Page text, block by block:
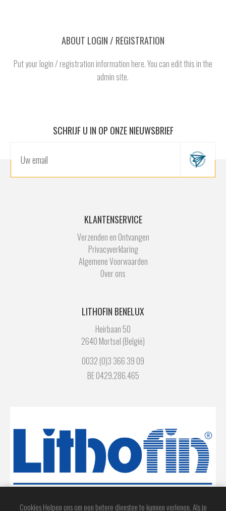
ABOUT LOGIN / REGISTRATION
Put your login / registration information here. You can edit this in the
admin site.
SCHRIJF U IN OP ONZE NIEUWSBRIEF
KLANTENSERVICE
Verzenden en Ontvangen
Privacyverklaring
Algemene Voorwaarden
Over ons
LITHOFIN BENELUX
Heirbaan 50
2640 Mortsel (België)
0032 (0)3 366 39 09
BE 0429.286.465
Cookies Helpen ons om een betere diensten te kunnen verlenen. Als je